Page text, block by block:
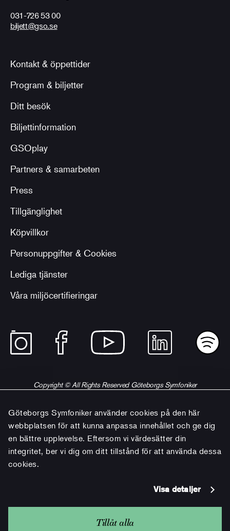
Göteborgs Symfoniker använder cookies på den här
webbplatsen för att kunna anpassa innehållet och ge dig
en bättre upplevelse. Eftersom vi värdesätter din
integritet, ber vi dig om ditt tillstånd för att använda dessa
cookies.
Visa detaljer
Tillåt alla
031-726 53 00
biljett@gso.se
Kontakt & öppettider
Program & biljetter
Ditt besök
Biljettinformation
GSOplay
Partners & samarbeten
Press
Tillgänglighet
Köpvillkor
Personuppgifter & Cookies
Lediga tjänster
Våra miljöcertifieringar
Copyright © All Rights Reserved Göteborgs Symfoniker